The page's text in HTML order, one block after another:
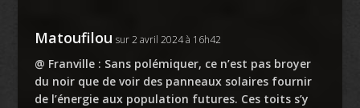
Matoufilou sur 2 avril 2024 à 16h42
@ Franville : Sans polémiquer, ce n’est pas broyer
du noir que de voir des panneaux solaires fournir
de l’énergie aux population futures. Ces toits s’y